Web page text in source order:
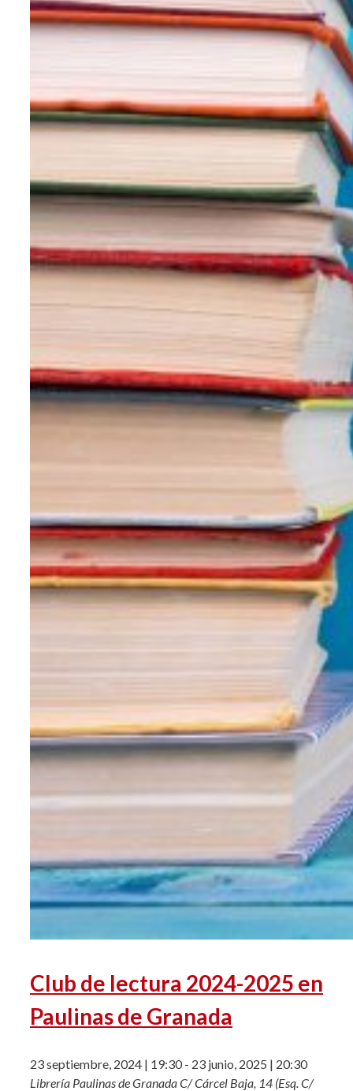
Club de lectura 2024-2025 en
Paulinas de Granada
23 septiembre, 2024 | 19:30- 23 junio, 2025 | 20:30
Librería Paulinas de GranadaC/ Cárcel Baja, 14 (Esq. C/